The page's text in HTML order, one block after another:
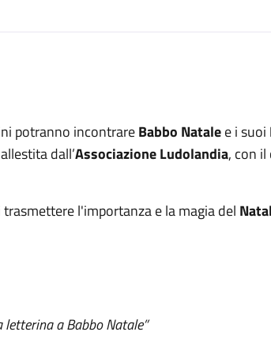
potranno incontrareBabbo Natalee i suoi
allestita dall’Associazione Ludolandia, con
l'importanza e la magia del
a Babbo Natale”